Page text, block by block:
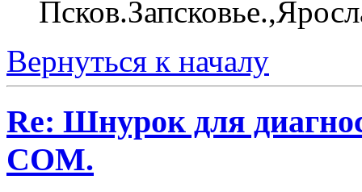
Вернуться к началу
Re: Шнурок для
COM.